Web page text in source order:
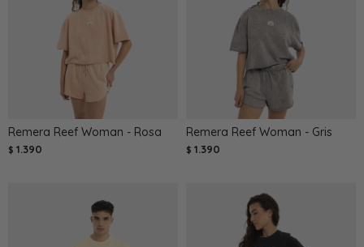
Remera Reef Woman - Rosa
$ 1.390
Remera Reef Woman - Gris
$ 1.390